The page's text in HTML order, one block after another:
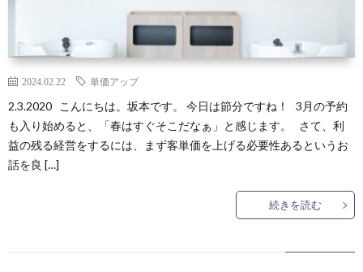
2024.02.22 単価アップ
2.3.2020 こんにちは。坂本です。 今日は節分ですね！ 3月の予約
も入り始めると、「春はすぐそこだなぁ」と感じます。 さて、利
益の残る経営をするには、まず客単価を上げる必要性あるというお
話を良 […]
続きを読む